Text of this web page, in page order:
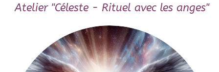
Atelier "Céleste - Rituel avec les anges"